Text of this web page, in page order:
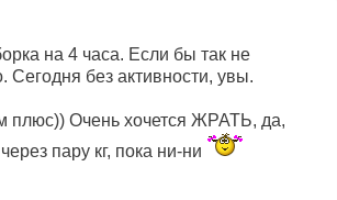
на 4 часа. Если бы так не
Сегодня без активности, увы.
плюс)) Очень хочется ЖРАТЬ, да,
пару кг, пока ни-ни